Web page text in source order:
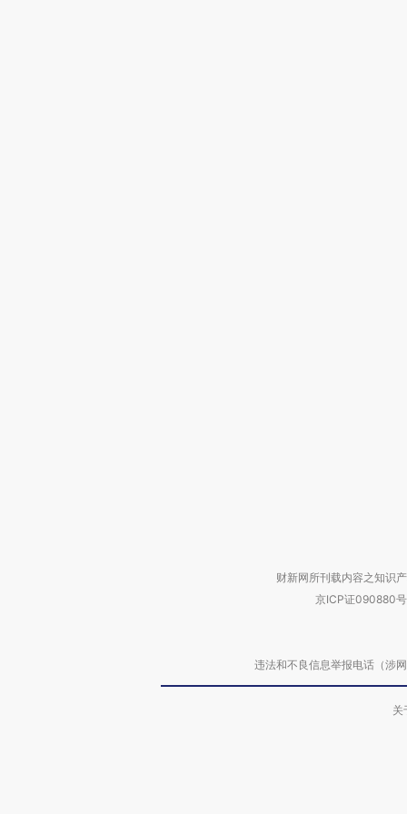
财新网所刊载内容之知识
京ICP证090880号
违法和不良信息举报电话（涉
关